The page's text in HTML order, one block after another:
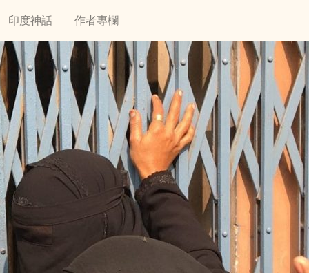
印度神話 作者專欄